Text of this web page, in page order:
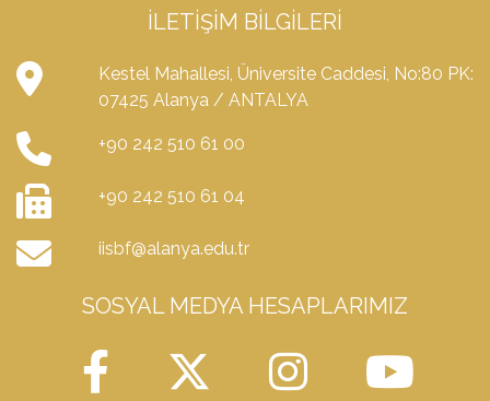
İLETIŞIM BILGILERI
Kestel Mahallesi, Üniversite Caddesi, No:80 PK:
07425 Alanya / ANTALYA
+90 242 510 61 00
+90 242 510 61 04
iisbf@alanya.edu.tr
SOSYAL MEDYA HESAPLARIMIZ